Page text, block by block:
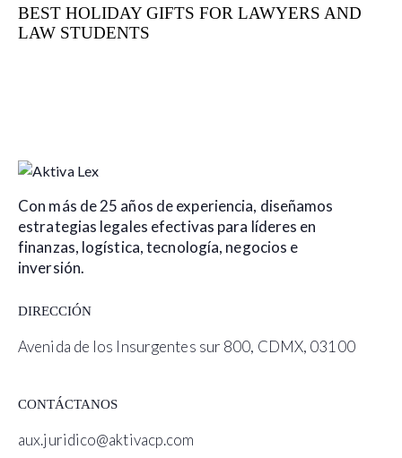
BEST HOLIDAY GIFTS FOR LAWYERS AND
LAW STUDENTS
Con más de 25 años de experiencia, diseñamos
estrategias legales efectivas para líderes en
finanzas, logística, tecnología, negocios e
inversión.
DIRECCIÓN
Avenida de los Insurgentes sur 800, CDMX, 03100
CONTÁCTANOS
aux.juridico@aktivacp.com